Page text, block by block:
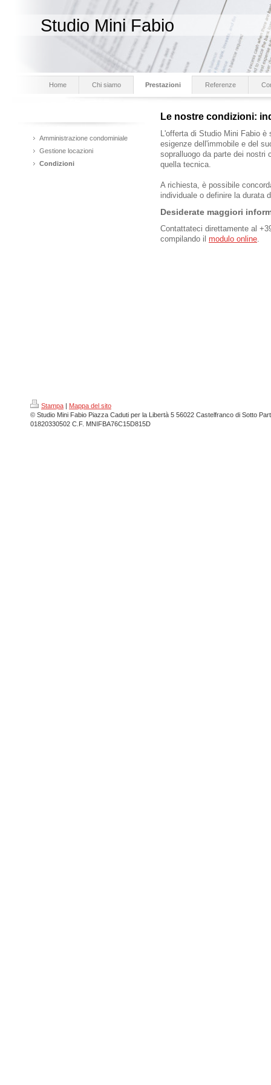
Studio Mini Fabio
Home Chi siamo Prestazioni Referenze
Amministrazione condominiale
Gestione locazioni
Condizioni
Le nostre condizioni:
L'offerta di Studio Mini Fabio
esigenze dell'immobile e del
sopralluogo da parte dei nostri
quella tecnica.
A richiesta, è possibile
individuale o definire la durata
Desiderate maggiori
Contattateci direttamente al
compilando il modulo online.
Stampa | Mappa del sito
© Studio Mini Fabio Piazza Caduti per la Libertà 5 56022 Castelfranco di Sotto
01820330502 C.F. MNIFBA76C15D815D